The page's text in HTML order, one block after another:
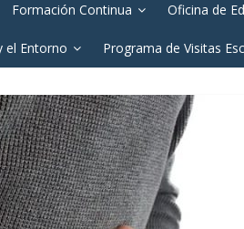
Formación Continua Oficina de
el Entorno Programa de Visitas